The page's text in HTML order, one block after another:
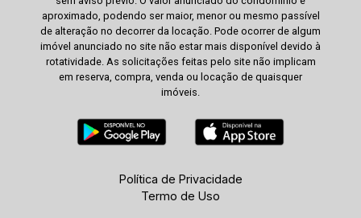
aproximado, podendo ser maior, menor ou mesmo passível
de alteração no decorrer da locação. Pode ocorrer de algum
imóvel anunciado no site não estar mais disponível devido à
rotatividade. As solicitações feitas pelo site não implicam
em reserva, compra, venda ou locação de quaisquer
imóveis.
Política de Privacidade
Termo de Uso